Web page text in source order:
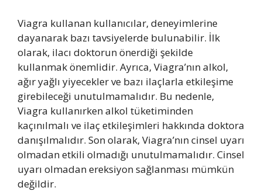
Viagra kullanan kullanıcılar, deneyimlerine
dayanarak bazı tavsiyelerde bulunabilir. İlk
olarak, ilacı doktorun önerdiği şekilde
kullanmak önemlidir. Ayrıca, Viagra’nın alkol,
ağır yağlı yiyecekler ve bazı ilaçlarla etkileşime
girebileceği unutulmamalıdır. Bu nedenle,
Viagra kullanırken alkol tüketiminden
kaçınılmalı ve ilaç etkileşimleri hakkında doktora
danışılmalıdır. Son olarak, Viagra’nın cinsel uyarı
olmadan etkili olmadığı unutulmamalıdır. Cinsel
uyarı olmadan ereksiyon sağlanması mümkün
değildir.